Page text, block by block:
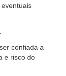
confiada a
e risco do